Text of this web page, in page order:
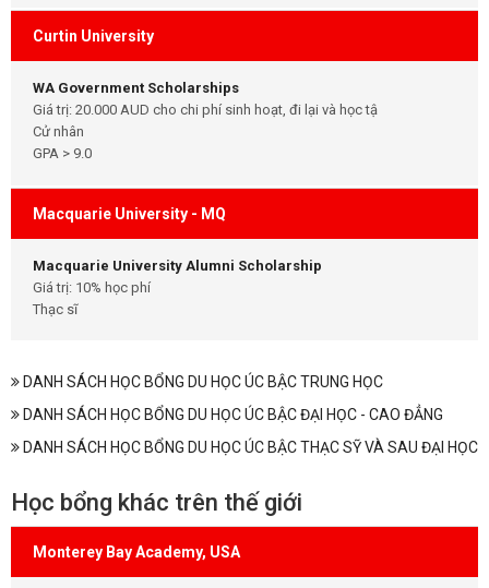
Curtin University
WA Government Scholarships
Giá trị: 20.000 AUD cho chi phí sinh hoạt, đi lại và học tậ
Cử nhân
GPA > 9.0
Macquarie University - MQ
Macquarie University Alumni Scholarship
Giá trị: 10% học phí
Thạc sĩ
DANH SÁCH HỌC BỔNG DU HỌC ÚC BẬC TRUNG HỌC
DANH SÁCH HỌC BỔNG DU HỌC ÚC BẬC ĐẠI HỌC - CAO ĐẲNG
DANH SÁCH HỌC BỔNG DU HỌC ÚC BẬC THẠC SỸ VÀ SAU ĐẠI HỌC
Học bổng khác trên thế giới
Monterey Bay Academy, USA